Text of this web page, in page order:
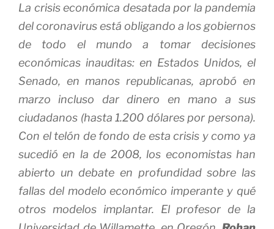
La crisis económica desatada por la pandemia
del coronavirus está obligando a los gobiernos
de todo el mundo a tomar decisiones
económicas inauditas: en Estados Unidos, el
Senado, en manos republicanas, aprobó en
marzo incluso dar dinero en mano a sus
ciudadanos (hasta 1.200 dólares por persona).
Con el telón de fondo de esta crisis y como ya
sucedió en la de 2008, los economistas han
abierto un debate en profundidad sobre las
fallas del modelo económico imperante y qué
otros modelos implantar. El profesor de la